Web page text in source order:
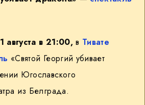
августа в 21:00,в Тивате
«Святой Георгий убивает
Югославского
из Белграда.